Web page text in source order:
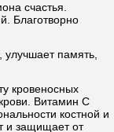
счастья.
Благотворно
улучшает память,
кровеносных
Витамин C
костной и
и защищает от